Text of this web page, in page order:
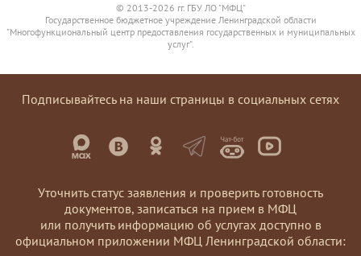
© 2013-2026 гг. ГБУ ЛО "МФЦ"
Государственное бюджетное учреждение Ленинградской области
"Многофункциональный центр предоставления государственных и муниципальных
услуг".
Подписывайтесь на наши страницы в социальных сетях
Уточнить статус заявления и проверить готовность
документов, записаться на прием в МФЦ
или получить информацию об услугах доступно в
официальном приложении МФЦ Ленинградской области: